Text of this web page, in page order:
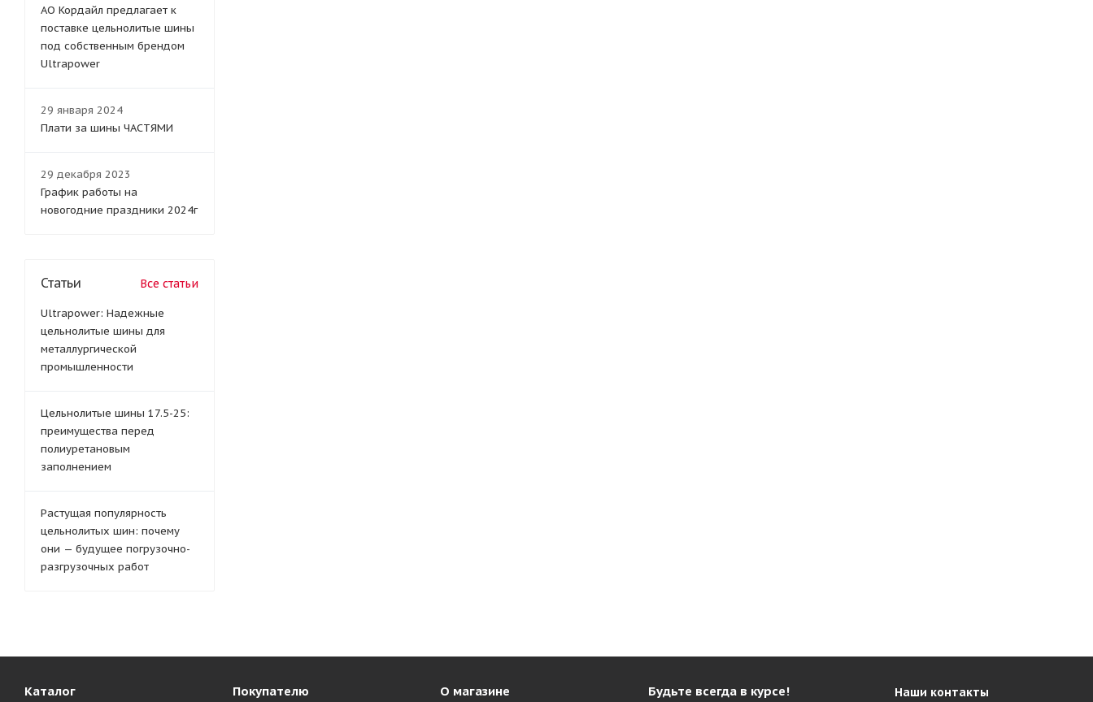
АО Кордайл предлагает к
поставке цельнолитые шины
под собственным брендом
Ultrapower
29 января 2024
Плати за шины ЧАСТЯМИ
29 декабря 2023
График работы на
новогодние праздники 2024г
Статьи Все статьи
Ultrapower: Надежные
цельнолитые шины для
металлургической
промышленности
Цельнолитые шины 17.5-25:
преимущества перед
полиуретановым
заполнением
Растущая популярность
цельнолитых шин: почему
они — будущее погрузочно-
разгрузочных работ
Каталог Покупателю О магазине Будьте всегда в курсе! Наши контакты